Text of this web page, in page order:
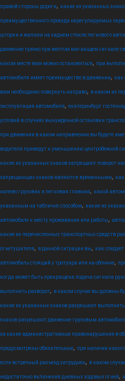
правой стороны дороги, какие из указанных
преимущественного проезда нерегулируемых
шторки и жалюзи на заднем стекле легкового
движение прямо при желтом мигающем сигнале
каком месте вам можно остановиться, при
автомобиля имеет преимущество в движении, как
вам необходимо повернуть направо, в каком из
эксплуатация автомобиля, екатеринбург
условий в случаях вынужденной остановки
при движении в каком направлении вы будете
водителя приведут к уменьшению центробежной
какие из указанных знаков запрещают поворот
запрещающих знаков являются временными, как
налево грузовик и легковая главная, какой
указанным на табличке способом, какие из
автомобиле к месту проживания или работы,
какие из перечисленных транспортных средств
огнетушителя, в данной ситуации вы, как
автомобиль стоящий у тротуара или на обочине,
когда может быть прекращена подача сигнала
выполнить разворот, в каком случае вы должны
какие из указанных знаков разрешают выполнить
знаков разрешают движение грузовым
за какие административные правонарушения в
предусмотрены обязательные, при наличии
если встречный разъезд затруднен, в каком
недостаточно включения дневных ходовых огней,